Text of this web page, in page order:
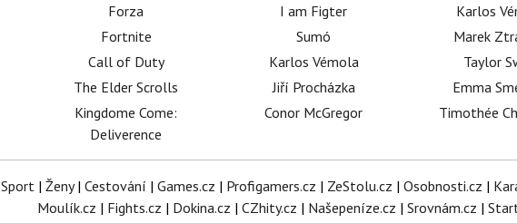
Forza
Fortnite
Call of Duty
The Elder Scrolls
Kingdome Come:
Deliverence
I am Figter
Sumó
Karlos Vémola
Jiří Procházka
Conor McGregor
Karlos
Marek
Taylor
Emma
Timothée
Sport| Ženy| Cestování | Games.cz | Profigamers.cz | ZeStolu.cz | Osobnosti.cz |
Moulík.cz | Fights.cz | Dokina.cz | CZhity.cz | Našepeníze.cz | Srovnám.cz |